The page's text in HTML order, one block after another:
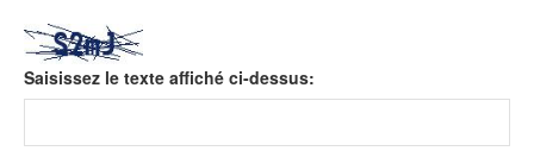
Saisissez le texte affiché ci-dessus: